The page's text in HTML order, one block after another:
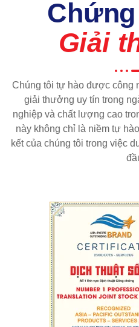
Giải
Chúng tôi tự hào được công
giải thưởng uy tín trong
nghiệp và chất lượng cao
này không chỉ là niềm tự
kết của chúng tôi trong việc